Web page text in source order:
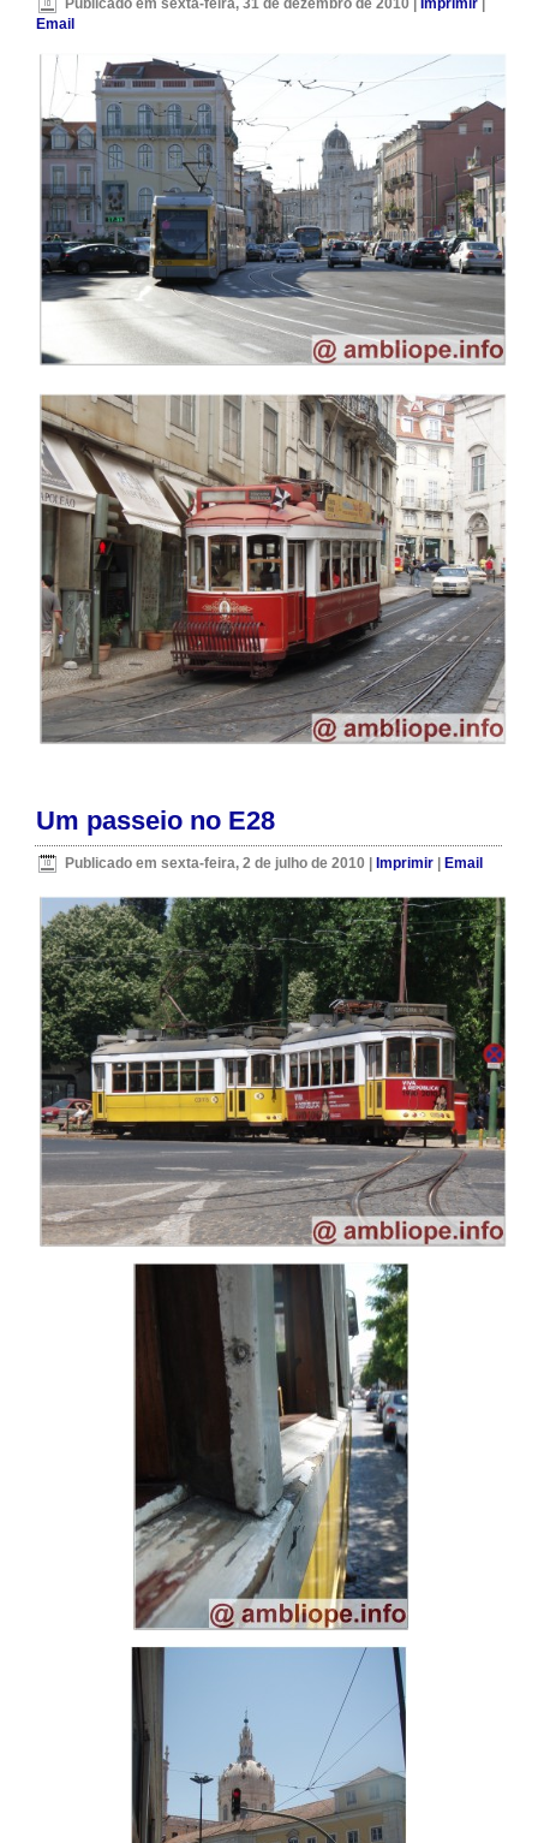
Publicado em sexta-feira, 31 de dezembro de 2010 |Imprimir |
Email
Um passeio no E28
Publicado em sexta-feira, 2 de julho de 2010 |Imprimir |Email